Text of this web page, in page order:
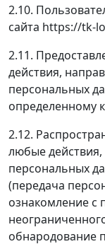
2.10.
сайта https://tk-
2.11.
действия,
персональных
определенному
2.12.
любые
персональных
(передача
ознакомление
обнародование